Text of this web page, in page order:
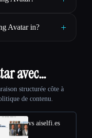
Avatar in? +
avec…
structurée côte à
de contenu.
vs aiselfi.es